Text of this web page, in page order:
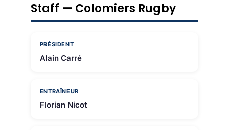
Staff — Colomiers Rugby
PRÉSIDENT
Alain Carré
ENTRAÎNEUR
Florian Nicot